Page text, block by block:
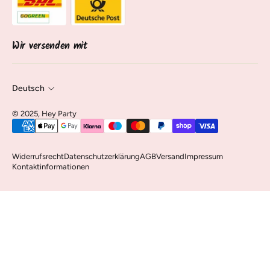
Über uns
Kontakt & Service
Sendung verfolgen
Vertrag widerrufen
Wir versenden mit
Deutsch
©️ 2025, Hey Party
WiderrufsrechtDatenschutzerklärungAGBVersandImpressum
Kontaktinformationen